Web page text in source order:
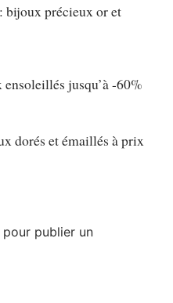
bijoux précieux or et
jusqu’à -60%
dorés et émaillés à prix
pour publier un